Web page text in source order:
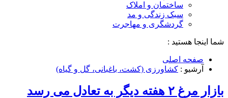
ساختمان و املاک
سبک زندگی و مد
گردشگری و مهاجرت
شما اینجا هستید :
صفحه اصلی
آرشیو : کشاورزی (کشت، باغبانی، گل و گیاه)
بازار مرغ ۲ هفته دیگر به تعادل می رسد